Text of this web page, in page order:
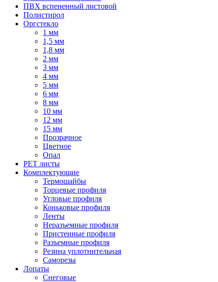
ПВХ вспененный листовой
Полистирол
Оргстекло
1 мм
1,5 мм
1,8 мм
2 мм
3 мм
4 мм
5 мм
6 мм
8 мм
10 мм
12 мм
15 мм
Прозрачное
Цветное
Опал
PET листы
Комплектующие
Термошайбы
Торцевые профиля
Угловые профиля
Коньковые профиля
Ленты
Неразъемные профиля
Пристенные профиля
Разъемные профиля
Резина уплотнительная
Саморезы
Лопаты
Снеговые